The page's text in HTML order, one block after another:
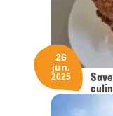
26
jun.
2025